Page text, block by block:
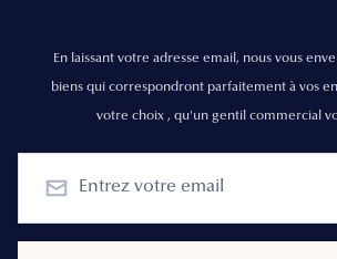
En laissant votre adresse email, nous vous
biens qui correspondront parfaitement à vos
votre choix , qu'un gentil commercial